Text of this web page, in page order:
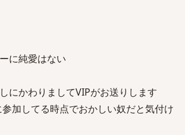
に純愛はない
にかわりましてVIPがお送りします
加してる時点でおかしい奴だと気付け